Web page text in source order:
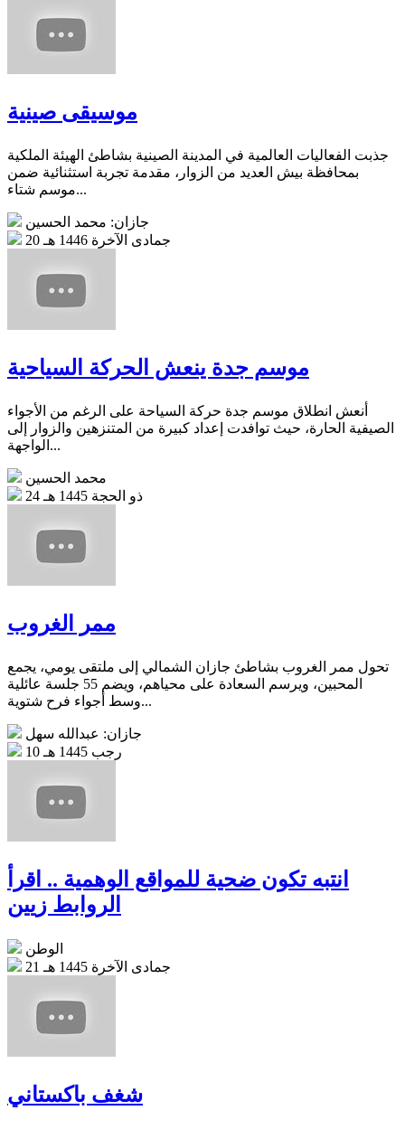
موسيقى صينية
جذبت الفعاليات العالمية في المدينة الصينية بشاطئ الهيئة الملكية
بمحافظة بيش العديد من الزوار، مقدمة تجربة استثنائية ضمن
موسم شتاء...
جازان: محمد الحسين
20 جمادى الآخرة 1446 هـ
موسم جدة ينعش الحركة السياحية
أنعش انطلاق موسم جدة حركة السياحة على الرغم من الأجواء
الصيفية الحارة، حيث توافدت إعداد كبيرة من المتنزهين والزوار إلى
الواجهة...
محمد الحسين
24 ذو الحجة 1445 هـ
ممر الغروب
تحول ممر الغروب بشاطئ جازان الشمالي إلى ملتقى يومي، يجمع
المحبين، ويرسم السعادة على محياهم، ويضم 55 جلسة عائلية
وسط أجواء فرح شتوية...
جازان: عبدالله سهل
10 رجب 1445 هـ
انتبه تكون ضحية للمواقع الوهمية .. اقرأ
الروابط زيين
الوطن
21 جمادى الآخرة 1445 هـ
شغف باكستاني